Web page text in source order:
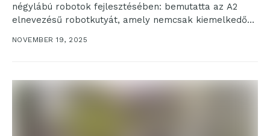
négylábú robotok fejlesztésében: bemutatta az A2
elnevezésű robotkutyát, amely nemcsak kiemelkedő
NOVEMBER 19, 2025